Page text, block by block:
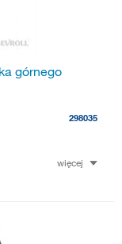
górnego
298035
więcej